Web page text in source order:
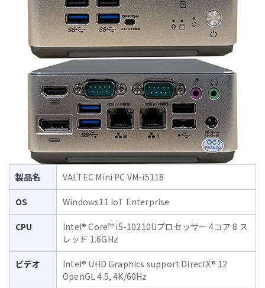
製品名 VALTEC Mini PC VM-i5118
OS Windows11 IoT Enterprise
CPU
Intel® Core™ i5-10210Uプロセッサー 4コア 8 ス
レッド 1.6GHz
ビデオ
Intel® UHD Graphics support DirectX® 12
OpenGL 4.5, 4K/60Hz